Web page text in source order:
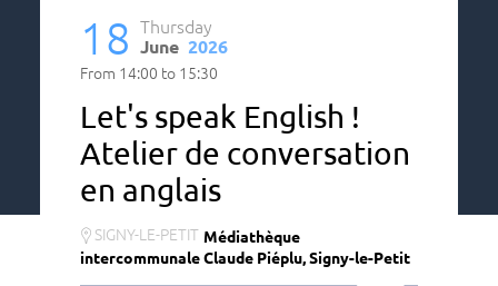
Let's speak English !
Atelier de conversation
en anglais
SIGNY-LE-PETIT Médiathèque
intercommunale Claude Piéplu, Signy-le-Petit
Thursday
18 June 2026
From 14:00 to 15:30